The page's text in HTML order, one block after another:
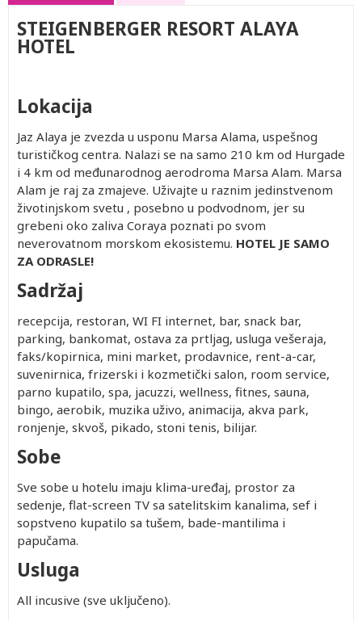
STEIGENBERGER RESORT ALAYA
HOTEL
Lokacija
Jaz Alaya je zvezda u usponu Marsa Alama, uspešnog
turističkog centra. Nalazi se na samo 210 km od Hurgade
i 4 km od međunarodnog aerodroma Marsa Alam. Marsa
Alam je raj za zmajeve. Uživajte u raznim jedinstvenom
životinjskom svetu , posebno u podvodnom, jer su
grebeni oko zaliva Coraya poznati po svom
neverovatnom morskom ekosistemu. HOTEL JE SAMO
ZA ODRASLE!
Sadržaj
recepcija, restoran, WI FI internet, bar, snack bar,
parking, bankomat, ostava za prtljag, usluga vešeraja,
faks/kopirnica, mini market, prodavnice, rent-a-car,
suvenirnica, frizerski i kozmetički salon, room service,
parno kupatilo, spa, jacuzzi, wellness, fitnes, sauna,
bingo, aerobik, muzika uživo, animacija, akva park,
ronjenje, skvoš, pikado, stoni tenis, bilijar.
Sobe
Sve sobe u hotelu imaju klima-uređaj, prostor za
sedenje, flat-screen TV sa satelitskim kanalima, sef i
sopstveno kupatilo sa tušem, bade-mantilima i
papučama.
Usluga
All incusive (sve uključeno).